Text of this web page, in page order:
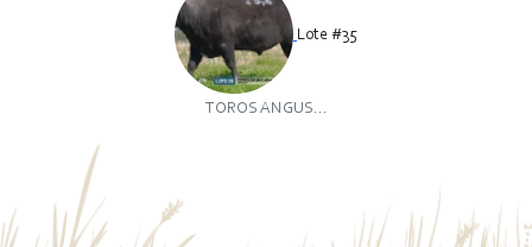
Lote #35
TOROS ANGUS...